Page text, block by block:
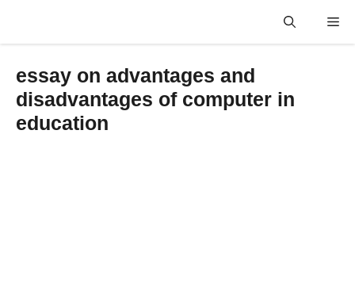
essay on advantages and
disadvantages of computer in
education